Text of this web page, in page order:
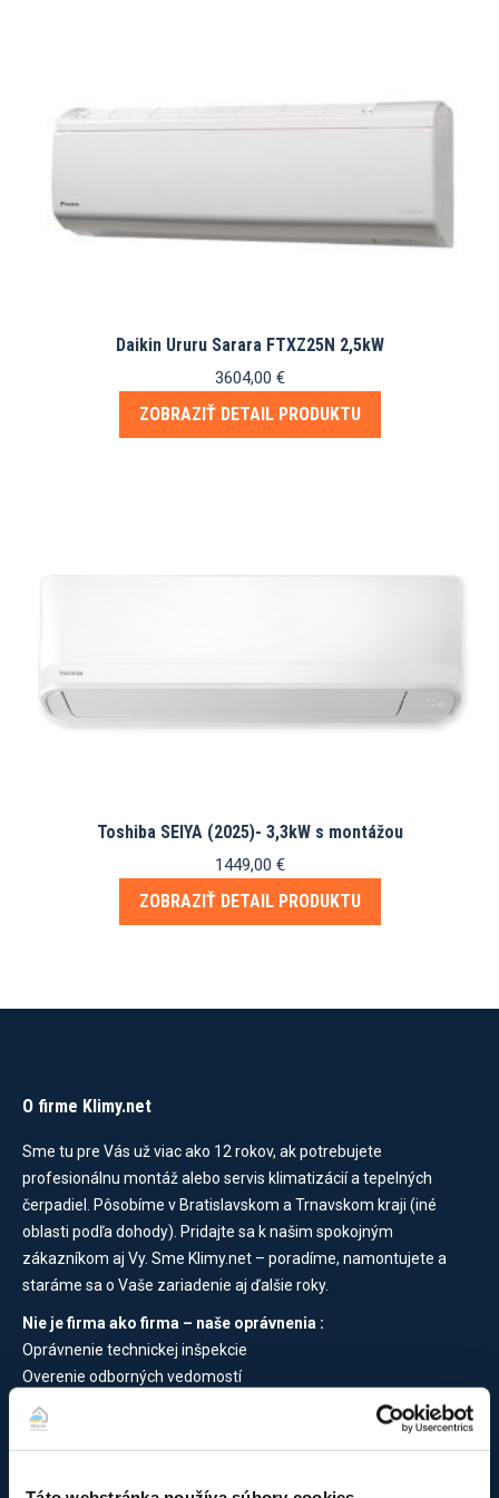
Daikin Ururu Sarara FTXZ25N 2,5kW
3604,00 €
ZOBRAZIŤ DETAIL PRODUKTU
Toshiba SEIYA (2025)- 3,3kW s montážou
1449,00 €
ZOBRAZIŤ DETAIL PRODUKTU
O firme Klimy.net
Sme tu pre Vás už viac ako 12 rokov, ak potrebujete
profesionálnu montáž alebo servis klimatizácií a tepelných
čerpadiel. Pôsobíme v Bratislavskom a Trnavskom kraji (iné
oblasti podľa dohody). Pridajte sa k našim spokojným
zákazníkom aj Vy. Sme Klimy.net – poradíme, namontujete a
staráme sa o Vaše zariadenie aj ďalšie roky.
Nie je firma ako firma – naše oprávnenia :
Oprávnenie technickej inšpekcie
Overenie odborných vedomostí
Overenie odb. vedomostí – nad 25kg
Doklad o overení odb. vedomostí
Doklad o certifikácii TČ